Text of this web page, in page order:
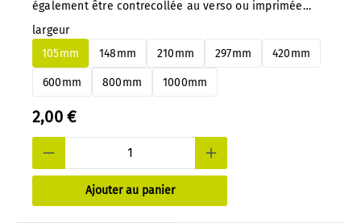
également être contrecollée au verso ou imprimée
vous pouvez changer à tout moment et très facilement
les panneaux en aluminium ou en PS, sans les
démonter.
largeur
105mm
148mm 210mm 297mm 420mm
600mm 800mm 1000mm
2,00 €
Ajouter au panier